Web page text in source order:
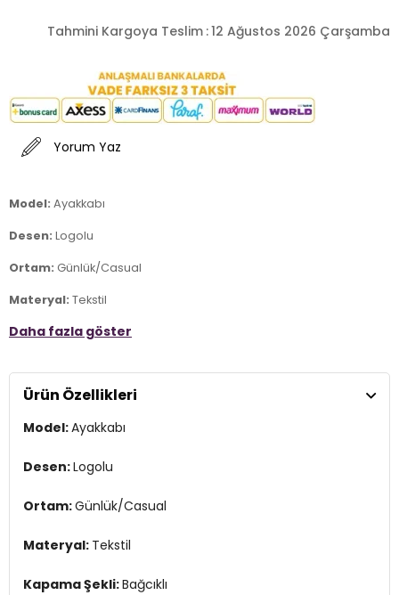
Tahmini Kargoya Teslim :12 Ağustos 2026 Çarşamba
Yorum Yaz
Model: Ayakkabı
Desen: Logolu
Ortam: Günlük/Casual
Materyal: Tekstil
Kapama Şekli:Bağcıklı
Burun Tipi:Yuvarlak Burun
Topuk Boyu:Belirtilmemiş
Topuk Tipi:
3DK15WSTAR5PR.40
Daha fazla göster
Ürün Özellikleri
Model:Ayakkabı
Desen:Logolu
Ortam:Günlük/Casual
Materyal: Tekstil
Kapama Şekli:Bağcıklı